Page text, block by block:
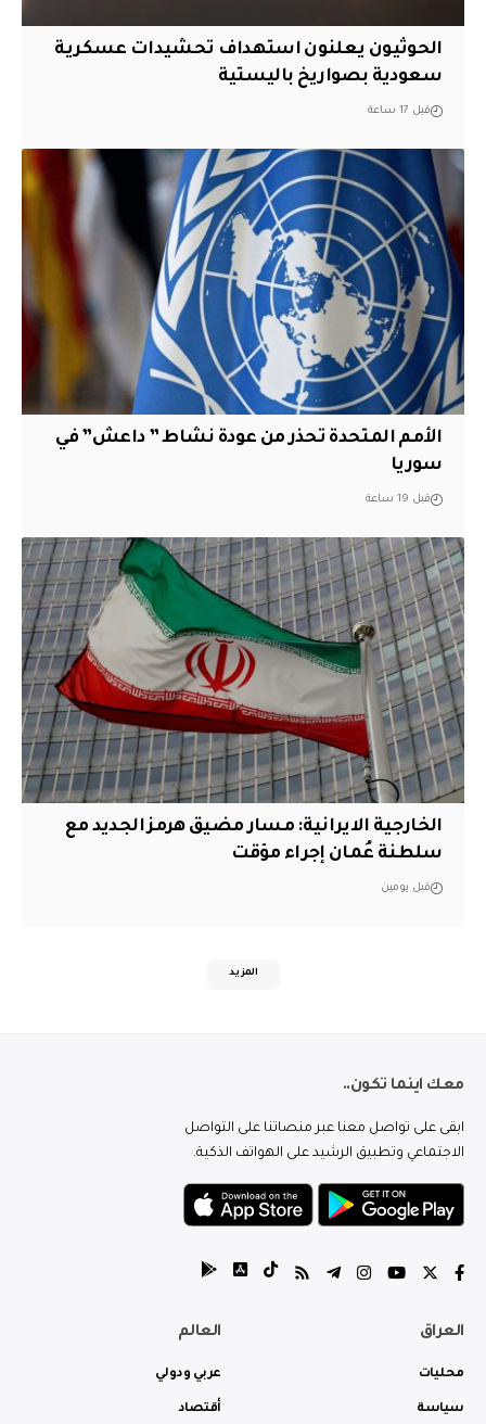
الحوثيون يعلنون استهداف تحشيدات عسكرية
سعودية بصواريخ باليستية
قبل 17 ساعة
الأمم المتحدة تحذر من عودة نشاط ” داعش” في
سوريا
قبل 19 ساعة
الخارجية الايرانية: مسار مضيق هرمز الجديد مع
سلطنة عُمان إجراء مؤقت
قبل يومين
المزيد
معك اينما تكون..
ابقى على تواصل معنا عبر منصاتنا على التواصل
الاجتماعي وتطبيق الرشيد على الهواتف الذكية.
العراق
محليات
سياسة
العالم
عربي ودولي
أقتصاد